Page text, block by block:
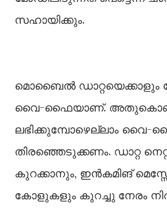
സഹായിക്കും.
മൊബൈൽ
വൈ-ഫൈയാണ്.
ലഭിക്കുമ്പോഴെല്ലാം വൈ-
തിരഞ്ഞെടുക്കണം. ഡാറ്റ
കുറക്കാനും, ഇൻകമിങ്
കോളുകളും കുറച്ചു നേരം